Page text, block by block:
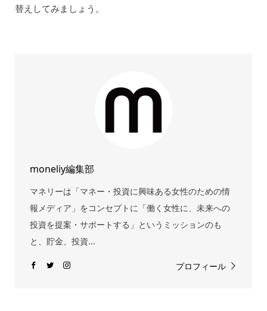
替えしてみましょう。
moneliy編集部
マネリーは「マネー・投資に興味ある女性のための情
報メディア」をコンセプトに「働く女性に、未来への
投資を提案・サポートする」というミッションのも
と、貯金、投資...
プロフィール